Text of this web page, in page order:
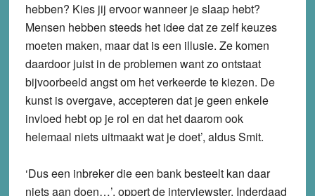
hebben? Kies jij ervoor wanneer je slaap hebt?
Mensen hebben steeds het idee dat ze zelf keuzes
moeten maken, maar dat is een illusie. Ze komen
daardoor juist in de problemen want zo ontstaat
bijvoorbeeld angst om het verkeerde te kiezen. De
kunst is overgave, accepteren dat je geen enkele
invloed hebt op je rol en dat het daarom ook
helemaal niets uitmaakt wat je doet’, aldus Smit.
‘Dus een inbreker die een bank besteelt kan daar
niets aan doen…’, oppert de interviewster. Inderdaad